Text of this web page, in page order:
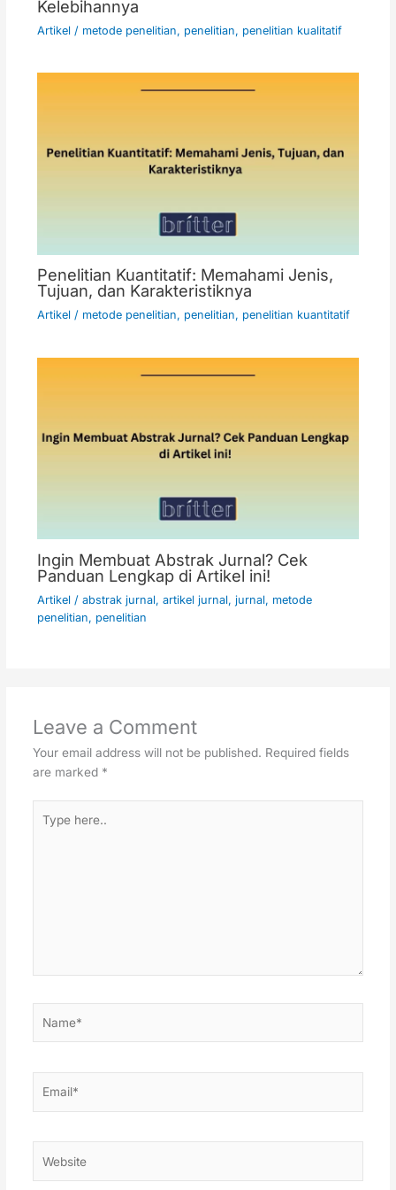
Kelebihannya
Artikel/ metode penelitian, penelitian, penelitian kualitatif
Penelitian Kuantitatif: Memahami Jenis,
Tujuan, dan Karakteristiknya
Artikel / metode penelitian, penelitian, penelitian kuantitatif
Ingin Membuat Abstrak Jurnal? Cek
Panduan Lengkap di Artikel ini!
Artikel / abstrak jurnal, artikel jurnal, jurnal, metode
penelitian, penelitian
Leave a Comment
Your email address will not be published. Required fields
are marked *
here..